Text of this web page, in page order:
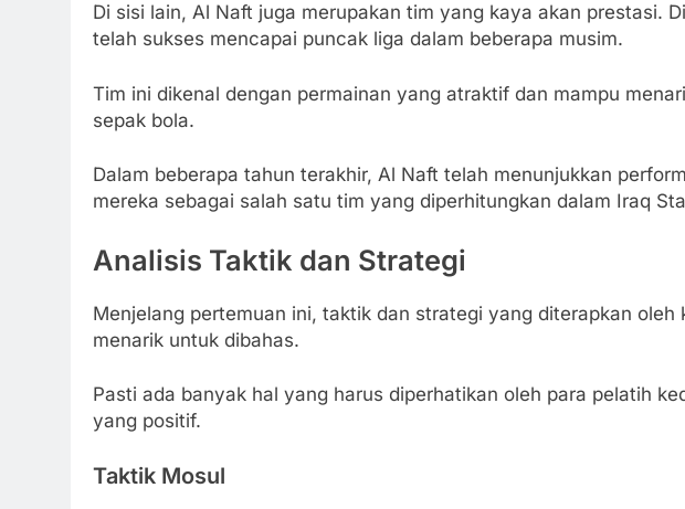
Di sisi lain, Al Naft juga merupakan tim yang kaya akan prestasi.
telah sukses mencapai puncak liga dalam beberapa musim.
Tim ini dikenal dengan permainan yang atraktif dan mampu
sepak bola.
Dalam beberapa tahun terakhir, Al Naft telah menunjukkan
mereka sebagai salah satu tim yang diperhitungkan dalam Iraq
Analisis Taktik dan Strategi
Menjelang pertemuan ini, taktik dan strategi yang diterapkan oleh
menarik untuk dibahas.
Pasti ada banyak hal yang harus diperhatikan oleh para pelatih
yang positif.
Taktik Mosul